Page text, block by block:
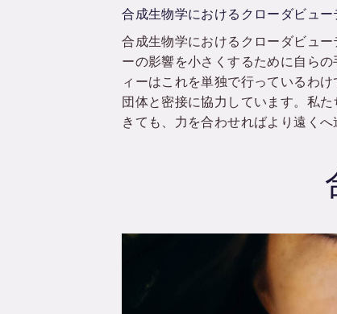
合成生物学におけるクローダビュー
合成生物学におけるクローダビュ
ーの影響を小さくするために自ら
ィーはこれを単独で行っているわ
団体と密接に協力しています。私
きても、力を合わせればより遠くへ